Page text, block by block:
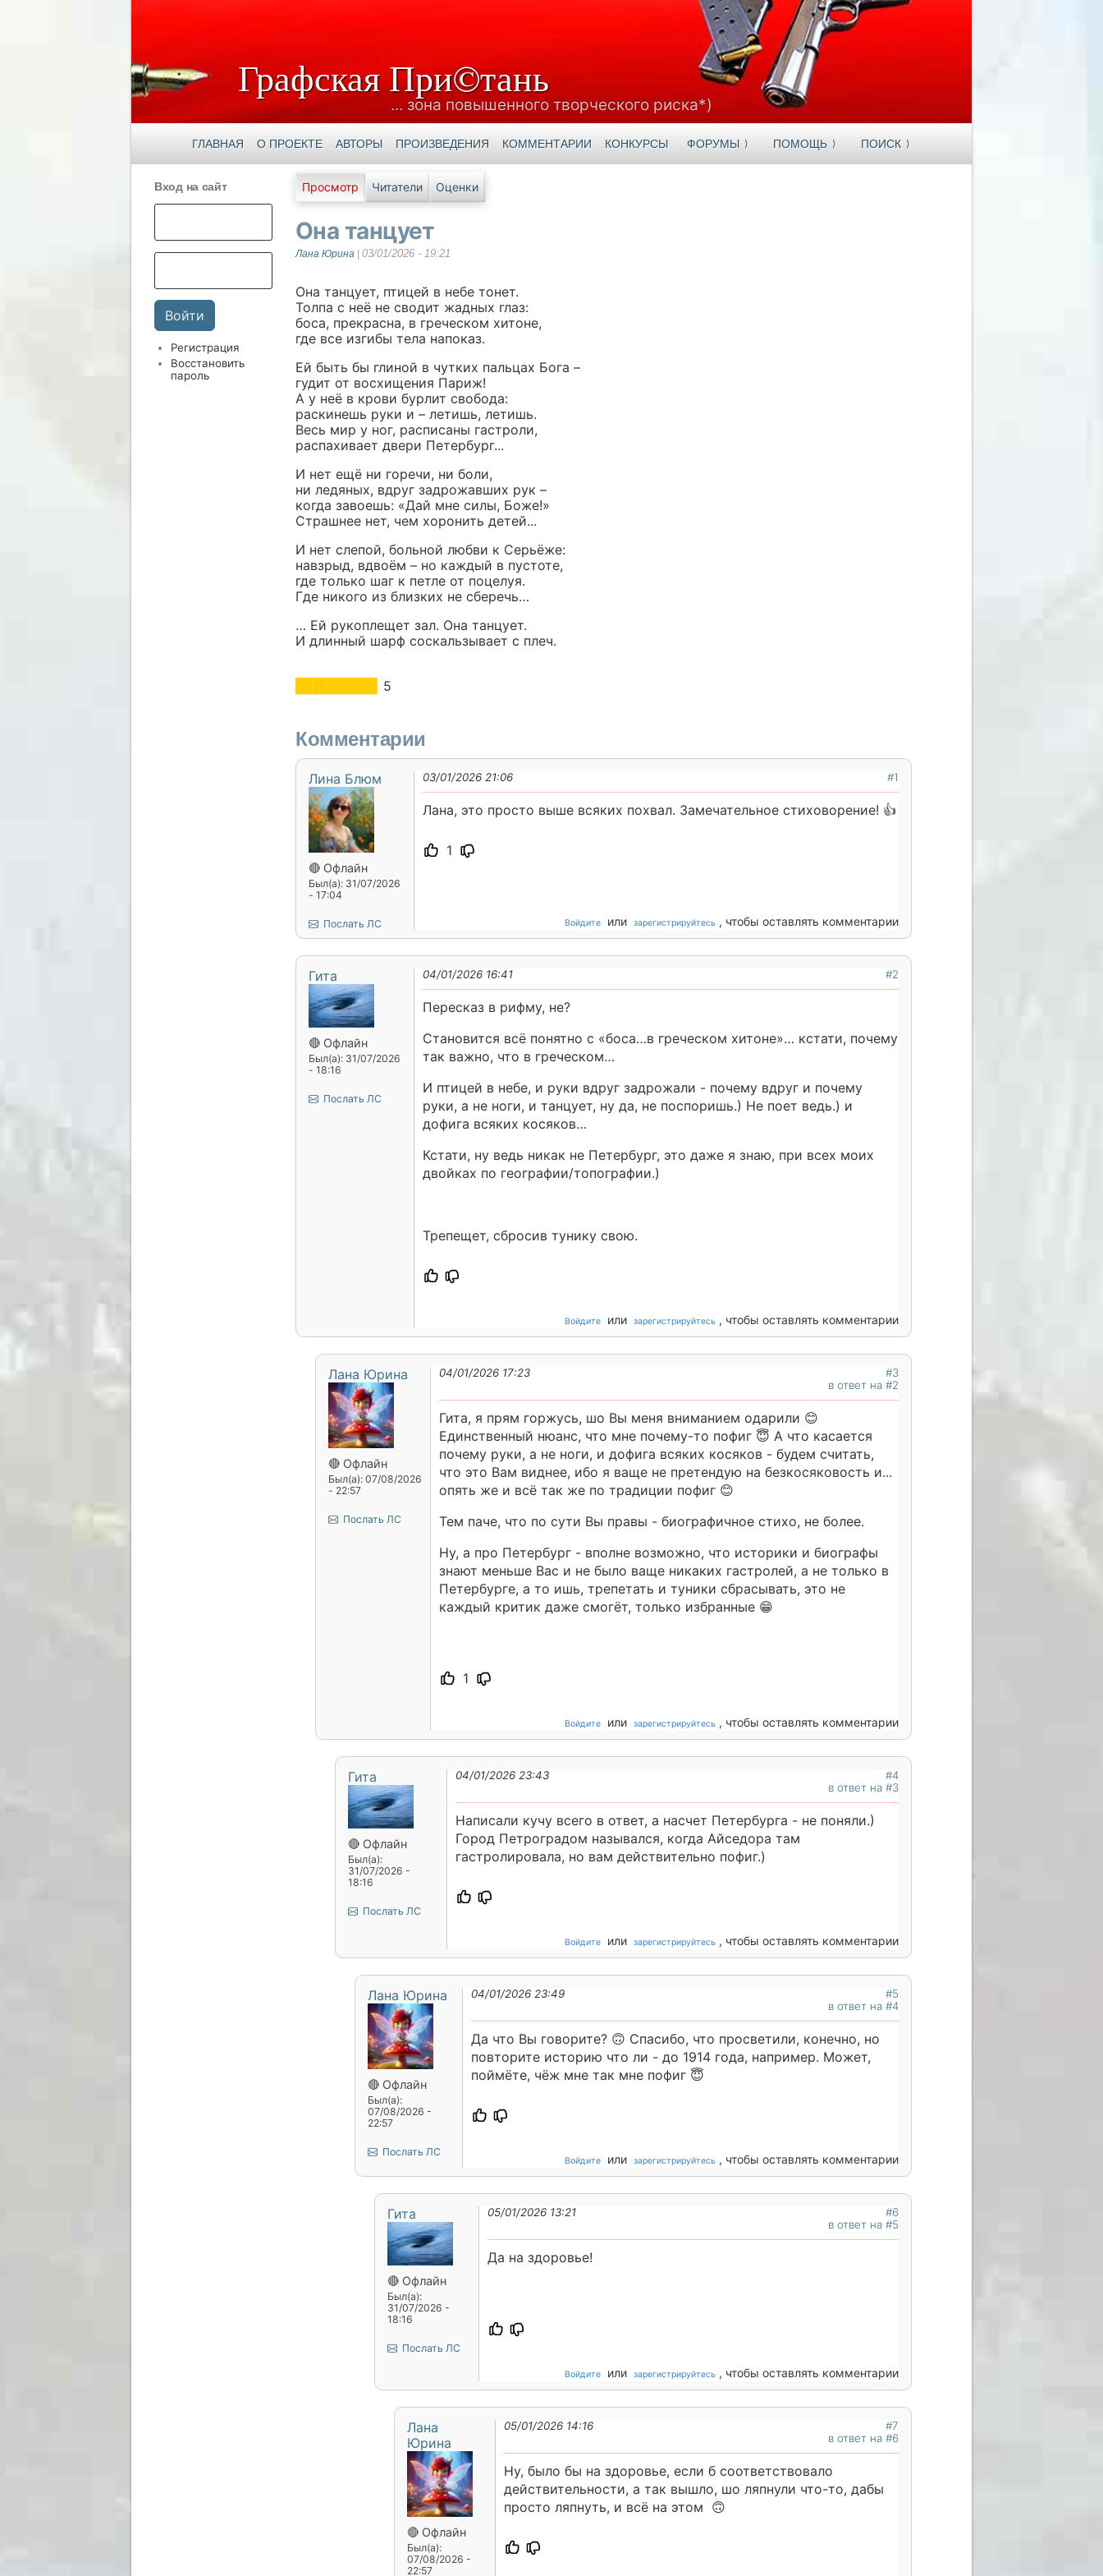
Графская При©тань
... зона повышенного творческого риска*)
ГЛАВНАЯ О ПРОЕКТЕ АВТОРЫ ПРОИЗВЕДЕНИЯ КОММЕНТАРИИ КОНКУРСЫ ФОРУМЫ ПОМОЩЬ ПОИСК
Вход на сайт
Регистрация
Восстановить
пароль
Главные вкладки
Просмотр Читатели Оценки
Она танцует
Лана Юрина 03/01/2026 - 19:21
Она танцует, птицей в небе тонет.
Толпа с неё не сводит жадных глаз:
боса, прекрасна, в греческом хитоне,
где все изгибы тела напоказ.
Ей быть бы глиной в чутких пальцах Бога –
гудит от восхищения Париж!
А у неё в крови бурлит свобода:
раскинешь руки и – летишь, летишь.
Весь мир у ног, расписаны гастроли,
распахивает двери Петербург...
И нет ещё ни горечи, ни боли,
ни ледяных, вдруг задрожавших рук –
когда завоешь: «Дай мне силы, Боже!»
Страшнее нет, чем хоронить детей...
И нет слепой, больной любви к Серьёже:
навзрыд, вдвоём – но каждый в пустоте,
где только шаг к петле от поцелуя.
Где никого из близких не сберечь…
… Ей рукоплещет зал. Она танцует.
И длинный шарф соскальзывает с плеч.
5
Комментарии
Лина Блюм
🔴 Офлайн
Был(а): 31/07/2026
- 17:04
Послать ЛС
03/01/2026 21:06 #1
Лана, это просто выше всяких похвал. Замечательное стиховорение! 👍
1
Войдите или зарегистрируйтесь , чтобы оставлять комментарии
Гита
🔴 Офлайн
Был(а): 31/07/2026
- 18:16
Послать ЛС
04/01/2026 16:41 #2
Пересказ в рифму, не?
Становится всё понятно с «боса…в греческом хитоне»… кстати, почему
так важно, что в греческом…
И птицей в небе, и руки вдруг задрожали - почему вдруг и почему
руки, а не ноги, и танцует, ну да, не поспоришь.) Не поет ведь.) и
дофига всяких косяков…
Кстати, ну ведь никак не Петербург, это даже я знаю, при всех моих
двойках по географии/топографии.)
Трепещет, сбросив тунику свою.
Войдите или зарегистрируйтесь , чтобы оставлять комментарии
Лана Юрина
🔴 Офлайн
Был(а): 07/08/2026
- 22:57
Послать ЛС
04/01/2026 17:23
#3
в ответ на #2
Гита, я прям горжусь, шо Вы меня вниманием одарили 😊
Единственный нюанс, что мне почему-то пофиг 😇 А что касается
почему руки, а не ноги, и дофига всяких косяков - будем считать,
что это Вам виднее, ибо я ваще не претендую на безкосяковость и...
опять же и всё так же по традиции пофиг 😊
Тем паче, что по сути Вы правы - биографичное стихо, не более.
Ну, а про Петербург - вполне возможно, что историки и биографы
знают меньше Вас и не было ваще никаких гастролей, а не только в
Петербурге, а то ишь, трепетать и туники сбрасывать, это не
каждый критик даже смогёт, только избранные 😁
1
Войдите или зарегистрируйтесь , чтобы оставлять комментарии
Гита
🔴 Офлайн
Был(а):
31/07/2026 -
18:16
Послать ЛС
04/01/2026 23:43
#4
в ответ на #3
Написали кучу всего в ответ, а насчет Петербурга - не поняли.)
Город Петроградом назывался, когда Айседора там
гастролировала, но вам действительно пофиг.)
Войдите или зарегистрируйтесь , чтобы оставлять комментарии
Лана Юрина
🔴 Офлайн
Был(а):
07/08/2026 -
22:57
Послать ЛС
04/01/2026 23:49
#5
в ответ на #4
Да что Вы говорите? 🙃 Спасибо, что просветили, конечно, но
повторите историю что ли - до 1914 года, например. Может,
поймёте, чёж мне так мне пофиг 😇
Войдите или зарегистрируйтесь , чтобы оставлять комментарии
Гита
🔴 Офлайн
Был(а):
31/07/2026 -
18:16
Послать ЛС
05/01/2026 13:21
#6
в ответ на #5
Да на здоровье!
Войдите или зарегистрируйтесь , чтобы оставлять комментарии
Лана
Юрина
🔴 Офлайн
Был(а):
07/08/2026 -
22:57
05/01/2026 14:16
#7
в ответ на #6
Ну, было бы на здоровье, если б соответствовало
действительности, а так вышло, шо ляпнули что-то, дабы
просто ляпнуть, и всё на этом 🙃